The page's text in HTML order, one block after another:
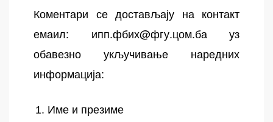
Коментари се достављају на контакт
емаил: ипп.фбих@фгу.цом.бауз
обавезно укључивање наредних
информација:
Име и презиме